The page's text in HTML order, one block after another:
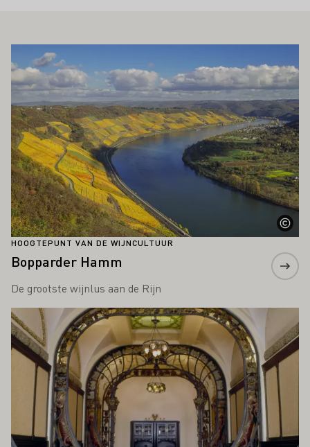
INTERESSEREN
HOOGTEPUNT VAN DE WIJNCULTUUR
Bopparder Hamm
De grootste wijnlus aan de Rijn
Meer informatie
Meer informatie